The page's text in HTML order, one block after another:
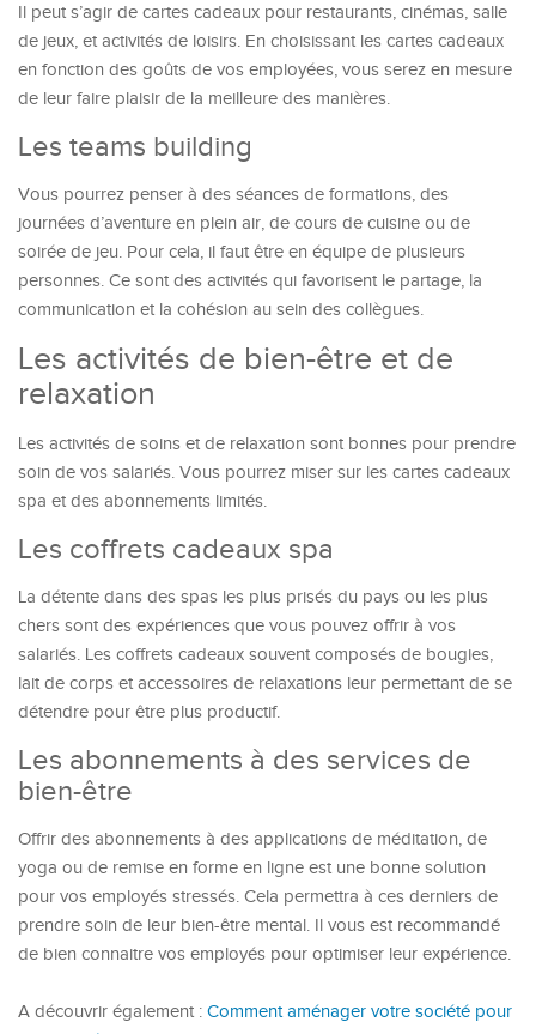
Il peut s’agir de cartes cadeaux pour restaurants, cinémas, salle
de jeux, et activités de loisirs. En choisissant les cartes cadeaux
en fonction des goûts de vos employées, vous serez en mesure
de leur faire plaisir de la meilleure des manières.
Les teams building
Vous pourrez penser à des séances de formations, des
journées d’aventure en plein air, de cours de cuisine ou de
soirée de jeu. Pour cela, il faut être en équipe de plusieurs
personnes. Ce sont des activités qui favorisent le partage, la
communication et la cohésion au sein des collègues.
Les activités de bien-être et de
relaxation
Les activités de soins et de relaxation sont bonnes pour prendre
soin de vos salariés. Vous pourrez miser sur les cartes cadeaux
spa et des abonnements limités.
Les coffrets cadeaux spa
La détente dans des spas les plus prisés du pays ou les plus
chers sont des expériences que vous pouvez offrir à vos
salariés. Les coffrets cadeaux souvent composés de bougies,
lait de corps et accessoires de relaxations leur permettant de se
détendre pour être plus productif.
Les abonnements à des services de
bien-être
Offrir des abonnements à des applications de méditation, de
yoga ou de remise en forme en ligne est une bonne solution
pour vos employés stressés. Cela permettra à ces derniers de
prendre soin de leur bien-être mental. Il vous est recommandé
de bien connaitre vos employés pour optimiser leur expérience.
A découvrir également : Comment aménager votre société pour